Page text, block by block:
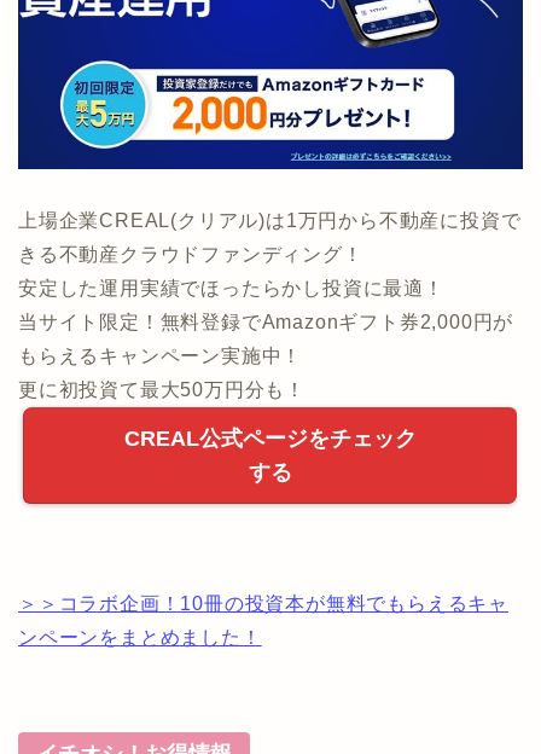
上場企業CREAL(クリアル)は1万円から不動産に投資で
きる不動産クラウドファンディング！
安定した運用実績でほったらかし投資に最適！
当サイト限定！無料登録でAmazonギフト券2,000円が
もらえるキャンペーン実施中！
更に初投資て最大50万円分も！
CREAL公式ページをチェック
する
＞＞コラボ企画！10冊の投資本が無料でもらえるキャ
ンペーンをまとめました！